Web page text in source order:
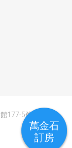
177-5號） / 網
萬金石
訂房